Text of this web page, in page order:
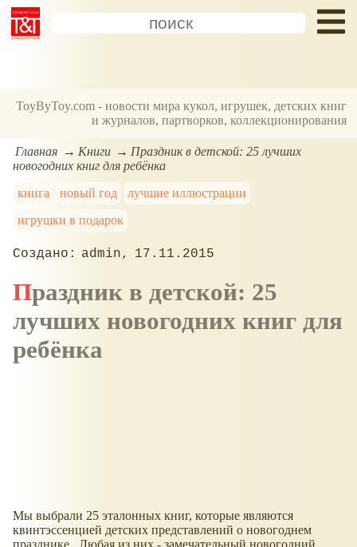
ToyByToy.com - новости мира кукол, игрушек, детских книг
и журналов, партворков, коллекционирования
Главная Книги
Праздник в детской: 25 лучших
новогодних книг для ребёнка
книга
новый год
лучшие иллюстрации
игрушки в подарок
admin 17.11.2015
Праздник в детской: 25
лучших новогодних книг для
ребёнка
Мы выбрали 25 эталонных книг, которые являются
квинтэссенцией детских представлений о новогоднем
празднике. Любая из них - замечательный новогодний